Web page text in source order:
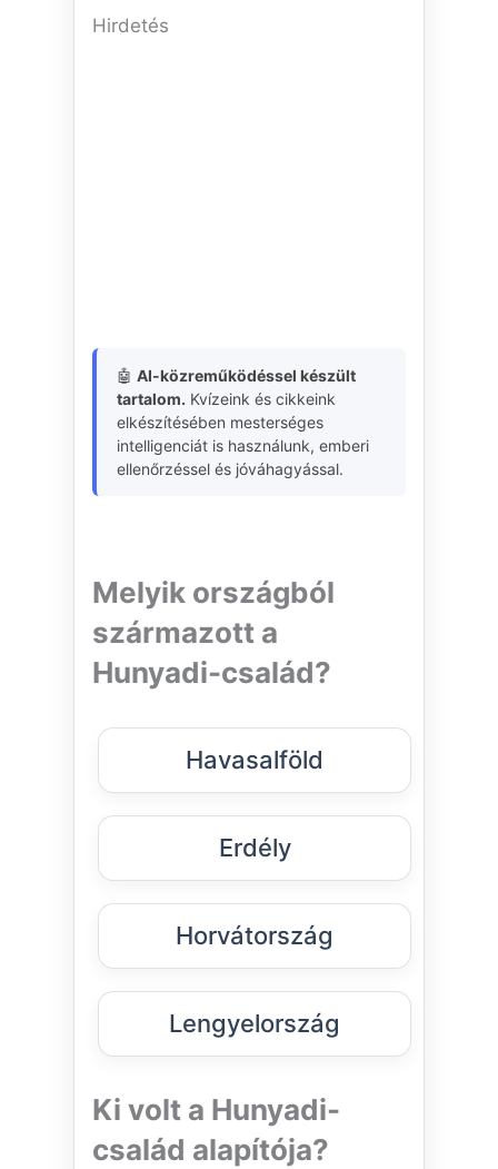
Hirdetés
🤖 AI-közreműködéssel készült
tartalom. Kvízeink és cikkeink
elkészítésében mesterséges
intelligenciát is használunk, emberi
ellenőrzéssel és jóváhagyással.
Melyik országból
származott a
Hunyadi-család?
Havasalföld
Erdély
Horvátország
Lengyelország
Ki volt a Hunyadi-
család alapítója?